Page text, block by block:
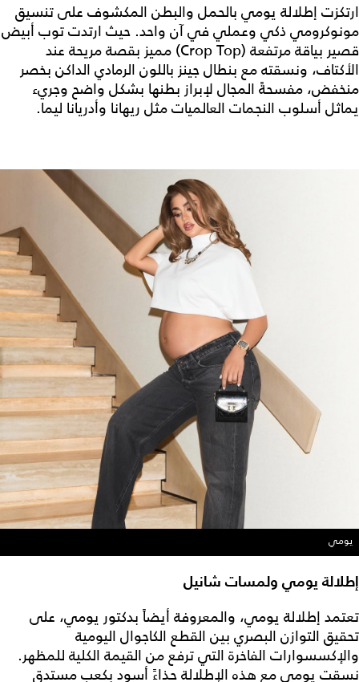
ارتكزت إطلالة يومي بالحمل والبطن المكشوف على تنسيق
مونوكرومي ذكي وعملي في آن واحد. حيث ارتدت توب أبيض
قصير بياقة مرتفعة (Crop Top) مميز بقصة مريحة عند
الأكتاف، ونسقته مع بنطال جينز باللون الرمادي الداكن بخصر
منخفض، مفسحةً المجال لإبراز بطنها بشكل واضح وجريء
يماثل أسلوب النجمات العالميات مثل ريهانا وأدريانا ليما.
يومي
إطلالة يومي ولمسات شانيل
تعتمد إطلالة يومي، والمعروفة أيضاً بدكتور يومي، على
تحقيق التوازن البصري بين القطع الكاجوال اليومية
والإكسسوارات الفاخرة التي ترفع من القيمة الكلية للمظهر.
نسقت يومي مع هذه الإطلالة حذاءً أسود بكعب مستدق